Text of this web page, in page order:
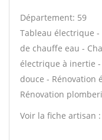
Département: 59
Tableau électrique
de chauffe eau -
électrique à inertie
douce - Rénovation
Rénovation
Voir la fiche artisan :